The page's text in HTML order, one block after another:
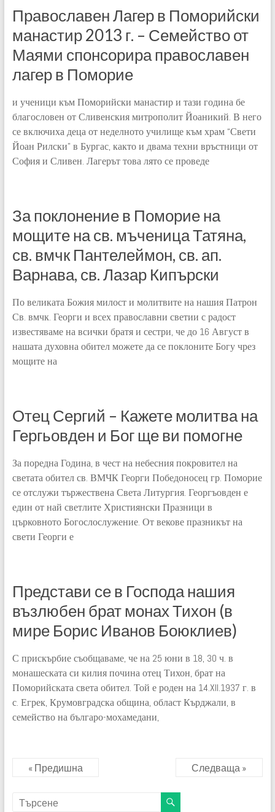
Православен Лагер в Поморийски
манастир 2013 г. – Семейство от
Маями спонсорира православен
лагер в Поморие
и ученици към Поморийски манастир и тази година бе
благословен от Сливенския митрополит Йоаникий. В него
се включиха деца от неделното училище към храм “Свети
Йоан Рилски” в Бургас, както и двама техни връстници от
София и Сливен. Лагерът това лято се проведе
За поклонение в Поморие на
мощите на св. мъченица Татяна,
св. вмчк Пантелеймон, св. ап.
Варнава, св. Лазар Кипърски
По великата Божия милост и молитвите на нашия Патрон
Св. вмчк. Георги и всех православни светии с радост
известяваме на всички братя и сестри, че до 16 Август в
нашата духовна обител можете да се поклоните Богу чрез
мощите на
Отец Сергий – Кажете молитва на
Гергьовден и Бог ще ви помогне
За поредна Година, в чест на небесния покровител на
светата обител св. ВМЧК Георги Победоносец гр. Поморие
се отслужи тържествена Света Литургия. Георгъовден е
един от най светлите Християнски Празници в
църковното Богослослужение. От векове празникът на
свети Георги е
Представи се в Господа нашия
възлюбен брат монах Тихон (в
мире Борис Иванов Боюклиев)
С прискърбие съобщаваме, че на 25 юни в 18, 30 ч. в
монашеската си килия почина отец Тихон, брат на
Поморийската света обител. Той е роден на 14.XII.1937 г. в
с. Егрек, Крумовградска община, област Кърджали, в
семейство на българо-мохамедани,
« Предишна Следваща »